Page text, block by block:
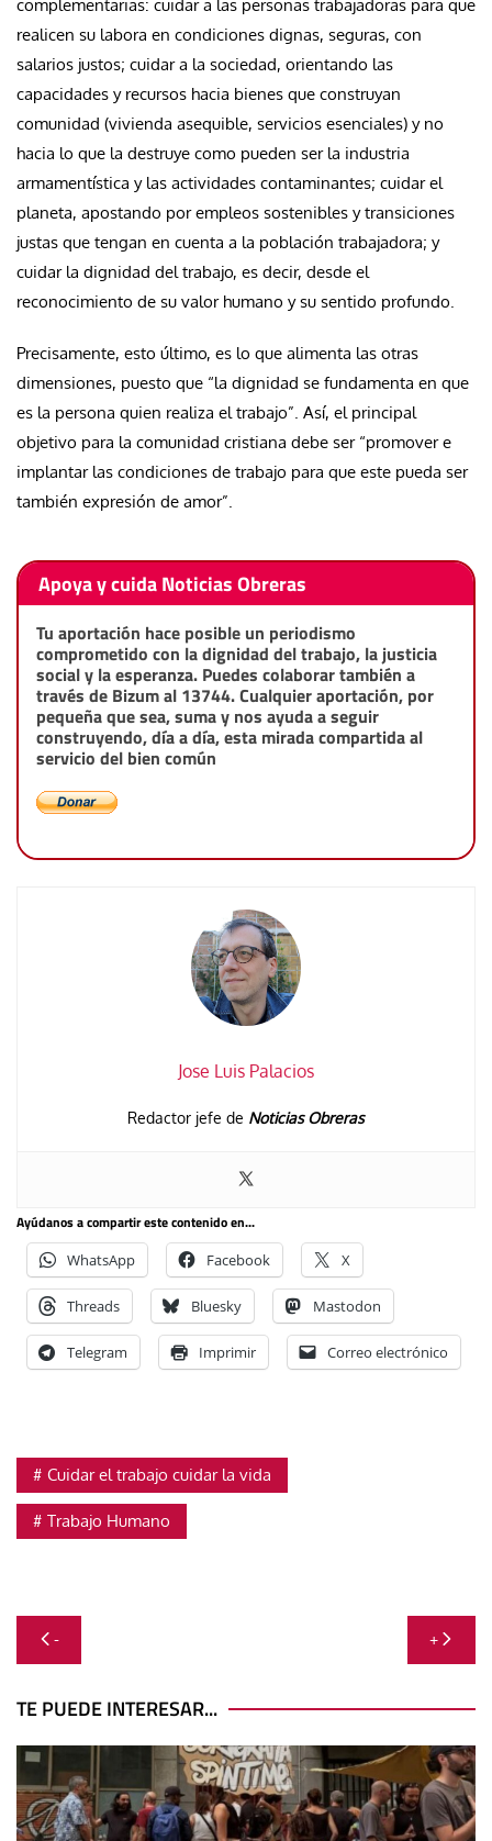
complementarias: cuidar a las personas trabajadoras para que
realicen su labora en condiciones dignas, seguras, con
salarios justos; cuidar a la sociedad, orientando las
capacidades y recursos hacia bienes que construyan
comunidad (vivienda asequible, servicios esenciales) y no
hacia lo que la destruye como pueden ser la industria
armamentística y las actividades contaminantes; cuidar el
planeta, apostando por empleos sostenibles y transiciones
justas que tengan en cuenta a la población trabajadora; y
cuidar la dignidad del trabajo, es decir, desde el
reconocimiento de su valor humano y su sentido profundo.
Precisamente, esto último, es lo que alimenta las otras
dimensiones, puesto que “la dignidad se fundamenta en que
es la persona quien realiza el trabajo”. Así, el principal
objetivo para la comunidad cristiana debe ser “promover e
implantar las condiciones de trabajo para que este pueda ser
también expresión de amor”.
Apoya y cuida Noticias Obreras
Tu aportación hace posible un periodismo
comprometido con la dignidad del trabajo, la justicia
social y la esperanza. Puedes colaborar también a
través de Bizum al 13744. Cualquier aportación, por
pequeña que sea, suma y nos ayuda a seguir
construyendo, día a día, esta mirada compartida al
servicio del bien común
Jose Luis Palacios
Redactor jefe de Noticias Obreras
Ayúdanos a compartir este contenido en...
WhatsApp Facebook X
Threads Bluesky Mastodon
Telegram Imprimir Correo electrónico
Cuidar el trabajo cuidar la vida
Trabajo Humano
Navegación
de
entradas
- +
TE PUEDE INTERESAR...